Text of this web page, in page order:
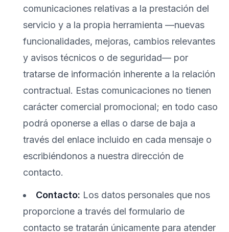
comunicaciones relativas a la prestación del
servicio y a la propia herramienta —nuevas
funcionalidades, mejoras, cambios relevantes
y avisos técnicos o de seguridad— por
tratarse de información inherente a la relación
contractual. Estas comunicaciones no tienen
carácter comercial promocional; en todo caso
podrá oponerse a ellas o darse de baja a
través del enlace incluido en cada mensaje o
escribiéndonos a nuestra dirección de
contacto.
Contacto: Los datos personales que nos
proporcione a través del formulario de
contacto se tratarán únicamente para atender